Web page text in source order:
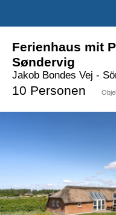
Ferienhaus mit
Søndervig
Jakob Bondes Vej -
10 Personen